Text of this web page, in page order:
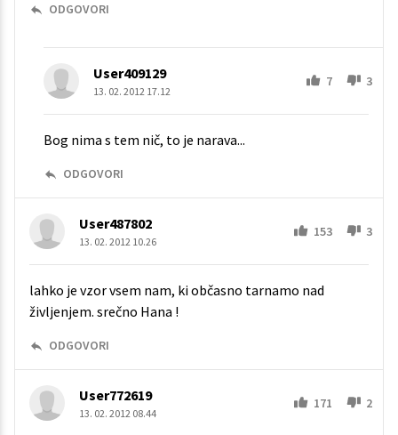
ODGOVORI
User409129
13. 02. 2012 17.12
7 3
Bog nima s tem nič, to je narava...
ODGOVORI
User487802
13. 02. 2012 10.26
153 3
lahko je vzor vsem nam, ki občasno tarnamo nad
življenjem. srečno Hana !
ODGOVORI
User772619
13. 02. 2012 08.44
171 2